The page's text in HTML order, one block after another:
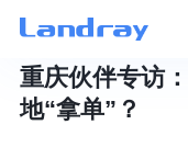
重庆伙伴专访
地“拿单”？